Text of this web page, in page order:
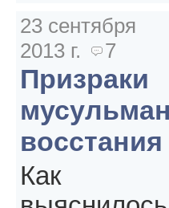
23 сентября
2013 г.
7
Призраки
восстания
Как